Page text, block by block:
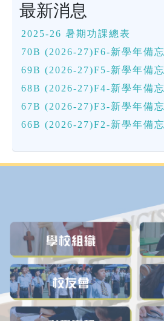
最新消息
2025-26 暑期功課總表
70B (2026-27)F6-新學年備忘
69B (2026-27)F5-新學年備忘
68B (2026-27)F4-新學年備忘
67B (2026-27)F3-新學年備忘
66B (2026-27)F2-新學年備忘